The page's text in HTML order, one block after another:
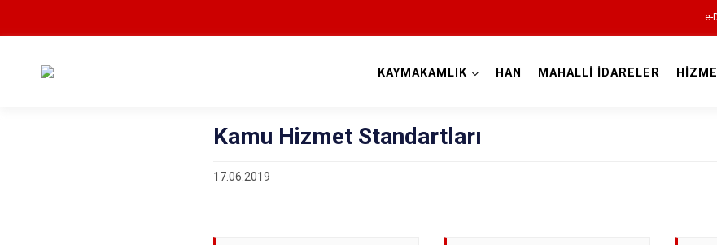
e-
KAYMAKAMLIK HAN MAHALLİ İDARELER
Kamu Hizmet Standartları
17.06.2019